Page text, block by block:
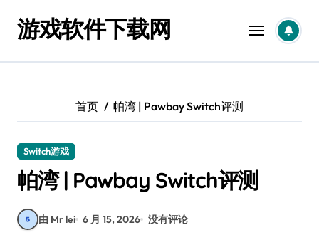
游戏软件下载网
首页 帕湾 | Pawbay Switch评测
Switch游戏
帕湾 | Pawbay Switch评测
由 Mr lei 6 月 15, 2026 没有评论